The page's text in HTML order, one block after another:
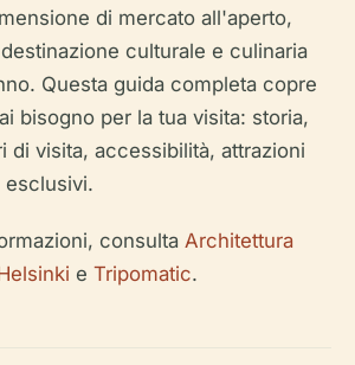
di mercato all'aperto,
culturale e culinaria
Questa guida completa copre
bisogno per la tua visita: storia,
di visita, accessibilità, attrazioni
consulta Architettura
e Tripomatic.